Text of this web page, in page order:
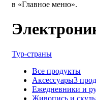
в «Главное меню».
Тур-страны
Все продукты
Аксессуары3
Ежедневники и
Живопись и